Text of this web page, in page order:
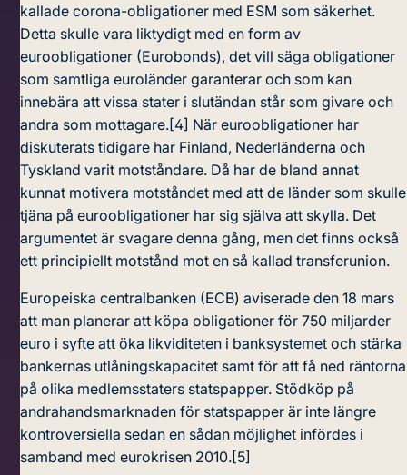
kallade corona-obligationer med ESM som säkerhet.
Detta skulle vara liktydigt med en form av
euroobligationer (Eurobonds), det vill säga obligationer
som samtliga euroländer garanterar och som kan
innebära att vissa stater i slutändan står som givare och
andra som mottagare.[4] När euroobligationer har
diskuterats tidigare har Finland, Nederländerna och
Tyskland varit motståndare. Då har de bland annat
kunnat motivera motståndet med att de länder som skulle
tjäna på euroobligationer har sig själva att skylla. Det
argumentet är svagare denna gång, men det finns också
ett principiellt motstånd mot en så kallad transferunion.
Europeiska centralbanken (ECB) aviserade den 18 mars
att man planerar att köpa obligationer för 750 miljarder
euro i syfte att öka likviditeten i banksystemet och stärka
bankernas utlåningskapacitet samt för att få ned räntorna
på olika medlemsstaters statspapper. Stödköp på
andrahandsmarknaden för statspapper är inte längre
kontroversiella sedan en sådan möjlighet infördes i
samband med eurokrisen 2010.[5]